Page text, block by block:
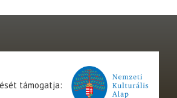
támogatja: